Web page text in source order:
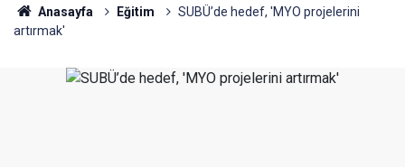
Anasayfa Eğitim
SUBÜ’de hedef, 'MYO projelerini
artırmak'